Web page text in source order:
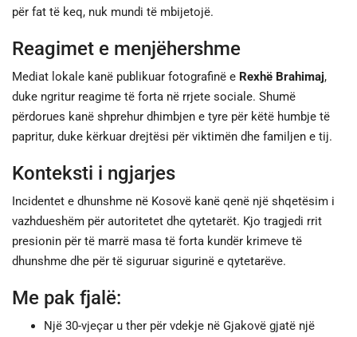
për fat të keq, nuk mundi të mbijetojë.
Reagimet e menjëhershme
Mediat lokale kanë publikuar fotografinë e Rexhë Brahimaj,
duke ngritur reagime të forta në rrjete sociale. Shumë
përdorues kanë shprehur dhimbjen e tyre për këtë humbje të
papritur, duke kërkuar drejtësi për viktimën dhe familjen e tij.
Konteksti i ngjarjes
Incidentet e dhunshme në Kosovë kanë qenë një shqetësim i
vazhdueshëm për autoritetet dhe qytetarët. Kjo tragjedi rrit
presionin për të marrë masa të forta kundër krimeve të
dhunshme dhe për të siguruar sigurinë e qytetarëve.
Me pak fjalë:
Një 30-vjeçar u ther për vdekje në Gjakovë gjatë një